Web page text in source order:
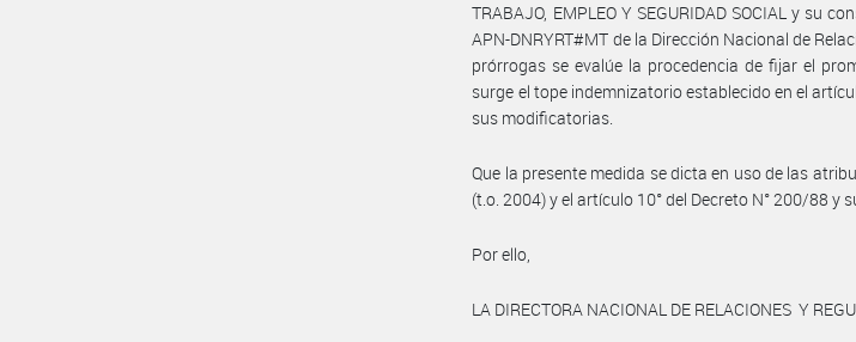
TRABAJO, EMPLEO Y SEGURIDAD SOCIAL y su
APN-DNRYRT#MT de la Dirección Nacional de
prórrogas se evalúe la procedencia de fijar el
surge el tope indemnizatorio establecido en el
sus modificatorias.
Que la presente medida se dicta en uso de las
(t.o. 2004) y el artículo 10° del Decreto N° 200/88 y
Por ello,
LA DIRECTORA NACIONAL DE RELACIONES Y